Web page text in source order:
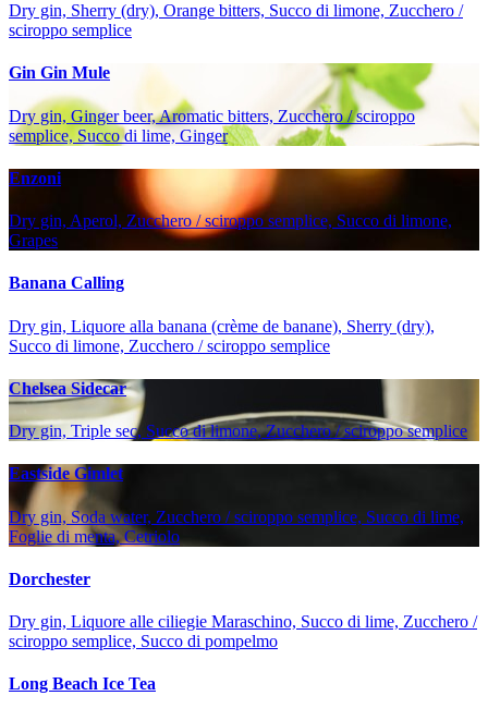
Dry gin, Sherry (dry), Orange bitters, Succo di limone, Zucchero /
sciroppo semplice
Gin Gin Mule
Dry gin, Ginger beer, Aromatic bitters, Zucchero / sciroppo
semplice, Succo di lime, Ginger
Enzoni
Dry gin, Aperol, Zucchero / sciroppo semplice, Succo di limone,
Grapes
Banana Calling
Dry gin, Liquore alla banana (crème de banane), Sherry (dry),
Succo di limone, Zucchero / sciroppo semplice
Chelsea Sidecar
Dry gin, Triple sec, Succo di limone, Zucchero / sciroppo semplice
Eastside Gimlet
Dry gin, Soda water, Zucchero / sciroppo semplice, Succo di lime,
Foglie di menta, Cetriolo
Dorchester
Dry gin, Liquore alle ciliegie Maraschino, Succo di lime, Zucchero /
sciroppo semplice, Succo di pompelmo
Long Beach Ice Tea